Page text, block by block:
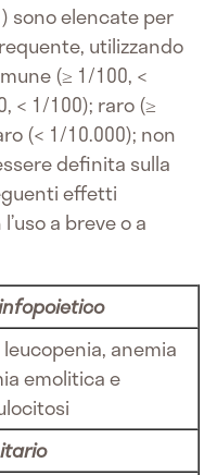
sono elencate per
utilizzando
(≥ 1/100, <
< 1/100); raro (≥
(< 1/10.000); non
definita sulla
effetti
a breve o a
anemia
emolitica e